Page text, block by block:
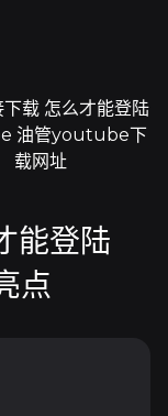
载 怎么才能登陆
油管youtube下
载网址
能登陆
点